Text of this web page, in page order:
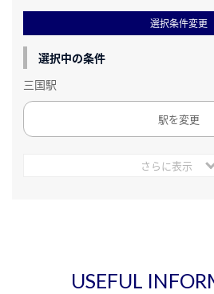
選択条件変更
選択中の条件
三国駅
駅を変更
さらに表示
USEFUL